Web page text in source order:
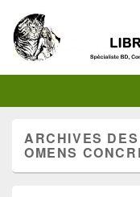
ARCHIVES
OMENS